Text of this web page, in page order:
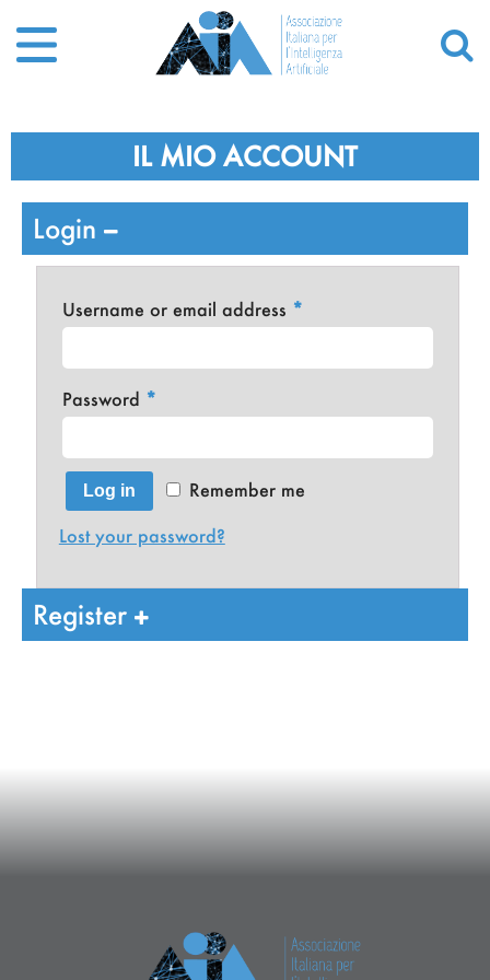
IL MIO ACCOUNT
Login
Username or email address *
Password *
Log in
Remember me
Lost your password?
Register